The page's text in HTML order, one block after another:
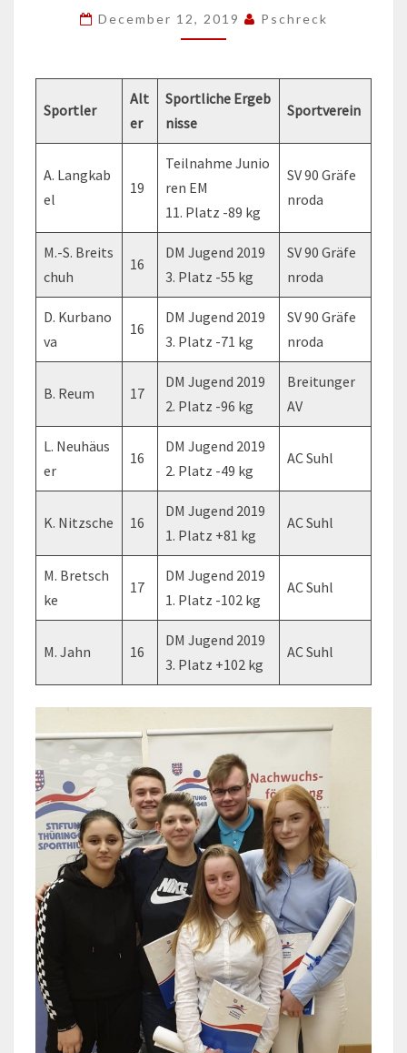
December 12, 2019 Pschreck
Sportler
Alt
er
Sportliche Ergeb
nisse
Sportverein
A. Langkab
el
19
Teilnahme Junio
ren EM
11. Platz -89 kg
SV 90 Gräfe
nroda
M.-S. Breits
chuh
16
DM Jugend 2019
3. Platz -55 kg
SV 90 Gräfe
nroda
D. Kurbano
va
16
DM Jugend 2019
3. Platz -71 kg
SV 90 Gräfe
nroda
B. Reum 17
DM Jugend 2019
2. Platz -96 kg
Breitunger
AV
L. Neuhäus
er
16
DM Jugend 2019
2. Platz -49 kg
AC Suhl
K. Nitzsche 16
DM Jugend 2019
1. Platz +81 kg
AC Suhl
M. Bretsch
ke
17
DM Jugend 2019
1. Platz -102 kg
AC Suhl
M. Jahn 16
DM Jugend 2019
3. Platz +102 kg
AC Suhl